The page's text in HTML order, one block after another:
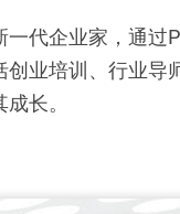
代企业家，通
业培训、行业
长。